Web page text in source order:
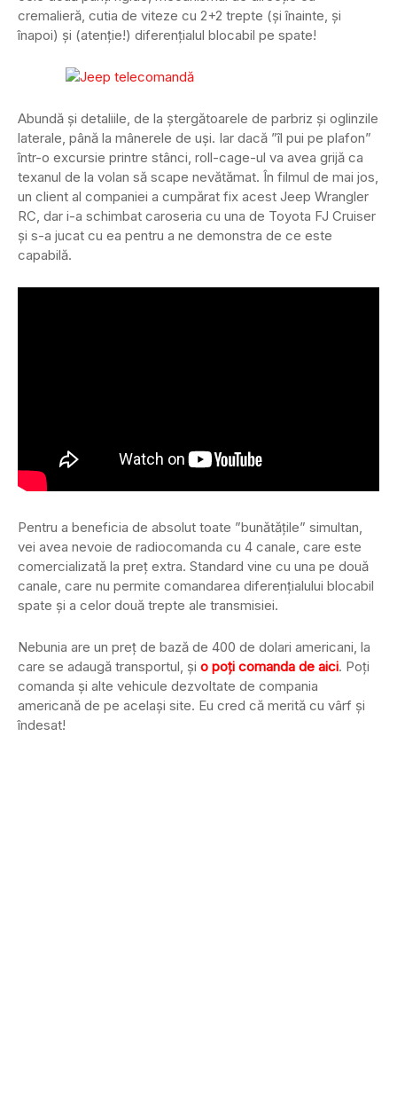
cremalieră, cutia de viteze cu 2+2 trepte (și înainte, și
înapoi) și (atenție!) diferențialul blocabil pe spate!
Abundă și detaliile, de la ștergătoarele de parbriz și oglinzile
laterale, până la mânerele de uși. Iar dacă ”îl pui pe plafon”
într-o excursie printre stânci, roll-cage-ul va avea grijă ca
texanul de la volan să scape nevătămat. În filmul de mai jos,
un client al companiei a cumpărat fix acest Jeep Wrangler
RC, dar i-a schimbat caroseria cu una de Toyota FJ Cruiser
și s-a jucat cu ea pentru a ne demonstra de ce este
capabilă.
Pentru a beneficia de absolut toate ”bunătățile” simultan,
vei avea nevoie de radiocomanda cu 4 canale, care este
comercializată la preț extra. Standard vine cu una pe două
canale, care nu permite comandarea diferențialului blocabil
spate și a celor două trepte ale transmisiei.
Nebunia are un preț de bază de 400 de dolari americani, la
care se adaugă transportul, și o poți comanda de aici. Poți
comanda și alte vehicule dezvoltate de compania
americană de pe același site. Eu cred că merită cu vârf și
îndesat!